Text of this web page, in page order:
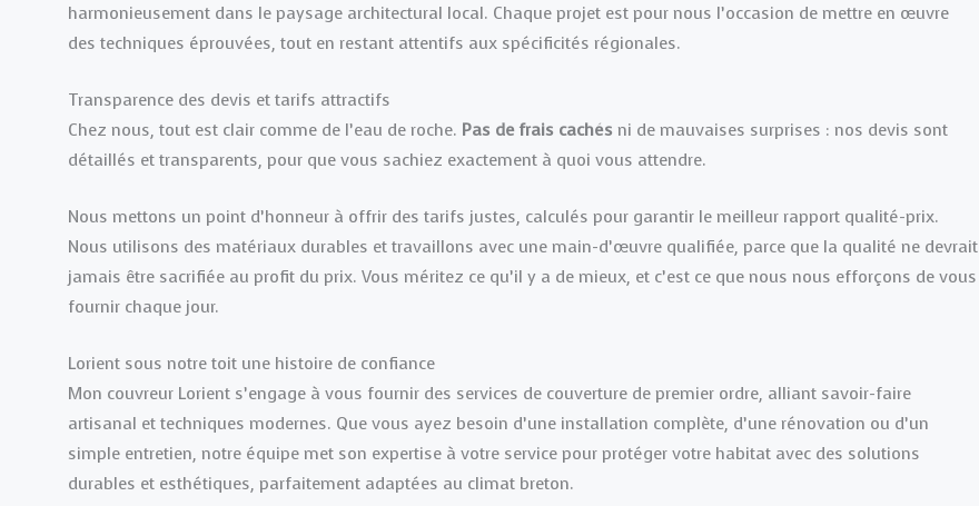
harmonieusement dans le paysage architectural local. Chaque projet est pour nous l’occasion de mettre en œuvre
des techniques éprouvées, tout en restant attentifs aux spécificités régionales.
Transparence des devis et tarifs attractifs
Chez nous, tout est clair comme de l’eau de roche. Pas de frais cachés ni de mauvaises surprises : nos devis sont
détaillés et transparents, pour que vous sachiez exactement à quoi vous attendre.
Nous mettons un point d’honneur à offrir des tarifs justes, calculés pour garantir le meilleur rapport qualité-prix.
Nous utilisons des matériaux durables et travaillons avec une main-d’œuvre qualifiée, parce que la qualité ne devrait
jamais être sacrifiée au profit du prix. Vous méritez ce qu’il y a de mieux, et c’est ce que nous nous efforçons de vous
fournir chaque jour.
Lorient sous notre toit une histoire de confiance
Mon couvreur Lorient s’engage à vous fournir des services de couverture de premier ordre, alliant savoir-faire
artisanal et techniques modernes. Que vous ayez besoin d’une installation complète, d’une rénovation ou d’un
simple entretien, notre équipe met son expertise à votre service pour protéger votre habitat avec des solutions
durables et esthétiques, parfaitement adaptées au climat breton.